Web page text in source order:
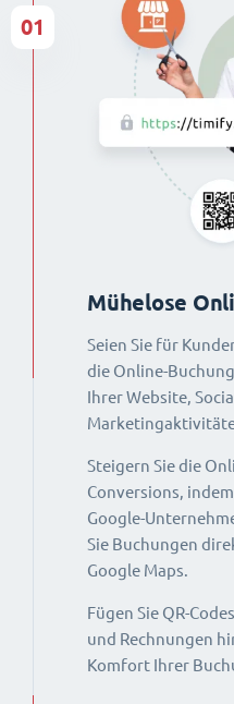
Mühelose
Seien Sie für
die Online-
Ihrer Website,
Steigern Sie die
Conversions,
Google-
Sie Buchungen
Google Maps.
Fügen Sie QR-
und Rechnungen
Komfort Ihrer
01